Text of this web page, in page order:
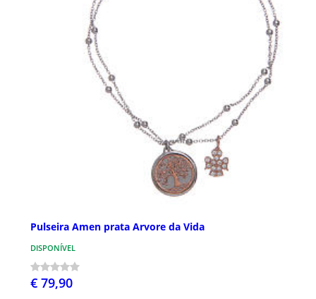
Pulseira Amen prata Arvore da Vida
DISPONÍVEL
€ 79,90